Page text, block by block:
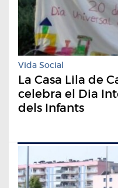
Vida Social
La Casa Lila de
celebra el Dia
dels Infants